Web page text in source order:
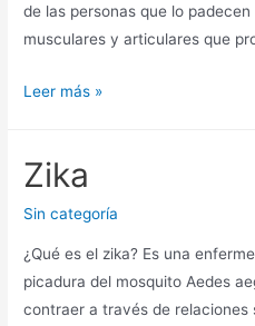
de las personas que lo
musculares y articulares que
Leer más »
Zika
Sin categoría
¿Qué es el zika? Es una
picadura del mosquito Aedes
contraer a través de relaciones